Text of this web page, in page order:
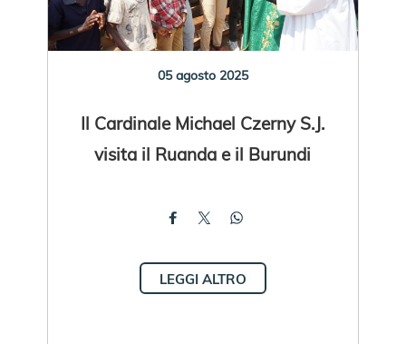
05 agosto 2025
Il Cardinale Michael Czerny S.J.
visita il Ruanda e il Burundi
LEGGI ALTRO